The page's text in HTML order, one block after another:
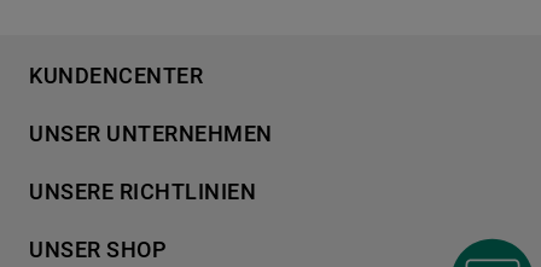
KUNDENCENTER
Händlersuche
Häufige Fragen
Kontakt
UNSER UNTERNEHMEN
Für Händler
Karriere
UNSERE RICHTLINIEN
Cookies
UNSER SHOP